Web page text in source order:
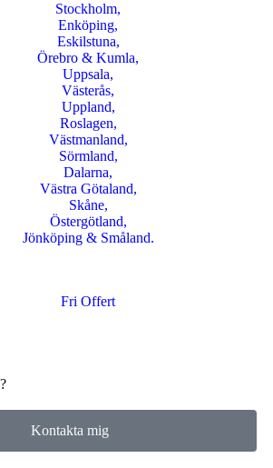
Stockholm,
Enköping,
Eskilstuna,
Örebro & Kumla,
Uppsala,
Västerås,
Uppland,
Roslagen,
Västmanland,
Sörmland,
Dalarna,
Västra Götaland,
Skåne,
Östergötland,
Jönköping & Småland.
Fri Offert
Kontakta mig